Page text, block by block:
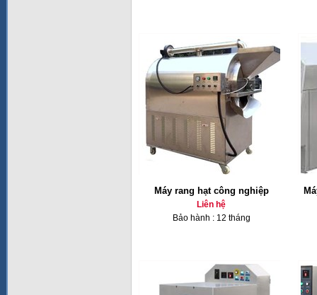
Máy rang hạt công nghiệp
Liên hệ
Bảo hành : 12 tháng